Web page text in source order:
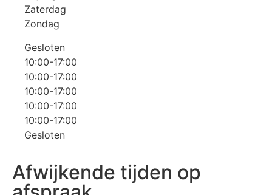
Zaterdag
Zondag
Gesloten
10:00-17:00
10:00-17:00
10:00-17:00
10:00-17:00
10:00-17:00
Gesloten
Afwijkende tijden op